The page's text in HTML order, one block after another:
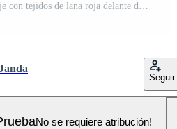
Manos de una mujer que teje con tejidos de lana roja delante de un fondo borroso Foto Pro
Seguir
No se requiere atribución!